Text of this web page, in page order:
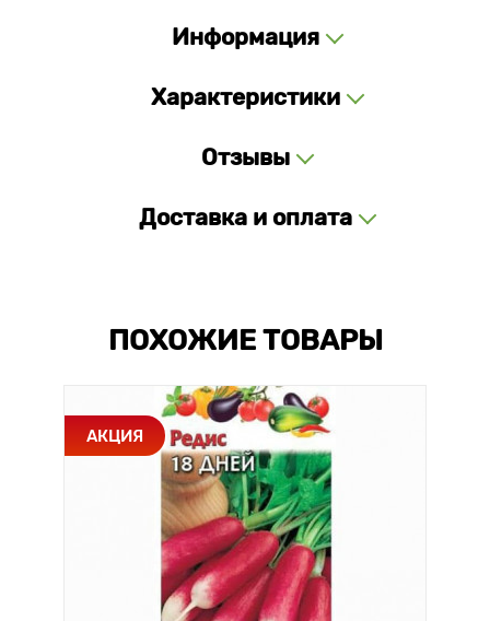
Информация
Характеристики
Отзывы
Доставка и оплата
ПОХОЖИЕ ТОВАРЫ
АКЦИЯ